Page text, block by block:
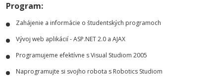
Program:
Zahájenie a informácie o študentských programoch
Vývoj web aplikácií - ASP.NET 2.0 a AJAX
Programujeme efektívne s Visual Studiom 2005
Naprogramujte si svojho robota s Robotics Studiom